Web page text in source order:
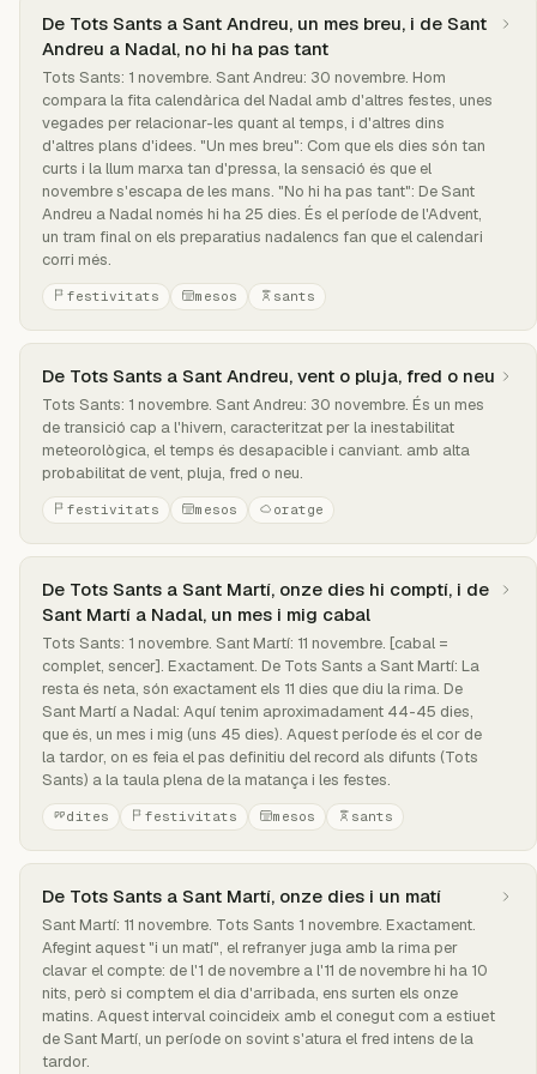
De Tots Sants a Sant Andreu, un mes breu, i de Sant
Andreu a Nadal, no hi ha pas tant
Tots Sants: 1 novembre. Sant Andreu: 30 novembre. Hom
compara la fita calendàrica del Nadal amb d'altres festes, unes
vegades per relacionar-les quant al temps, i d'altres dins
d'altres plans d'idees. "Un mes breu": Com que els dies són tan
curts i la llum marxa tan d'pressa, la sensació és que el
novembre s'escapa de les mans. "No hi ha pas tant": De Sant
Andreu a Nadal només hi ha 25 dies. És el període de l'Advent,
un tram final on els preparatius nadalencs fan que el calendari
corri més.
festivitats mesos sants
De Tots Sants a Sant Andreu, vent o pluja, fred o neu
Tots Sants: 1 novembre. Sant Andreu: 30 novembre. És un mes
de transició cap a l'hivern, caracteritzat per la inestabilitat
meteorològica, el temps és desapacible i canviant. amb alta
probabilitat de vent, pluja, fred o neu.
festivitats mesos oratge
De Tots Sants a Sant Martí, onze dies hi comptí, i de
Sant Martí a Nadal, un mes i mig cabal
Tots Sants: 1 novembre. Sant Martí: 11 novembre. [cabal =
complet, sencer]. Exactament. De Tots Sants a Sant Martí: La
resta és neta, són exactament els 11 dies que diu la rima. De
Sant Martí a Nadal: Aquí tenim aproximadament 44-45 dies,
que és, un mes i mig (uns 45 dies). Aquest període és el cor de
la tardor, on es feia el pas definitiu del record als difunts (Tots
Sants) a la taula plena de la matança i les festes.
dites festivitats mesos sants
De Tots Sants a Sant Martí, onze dies i un matí
Sant Martí: 11 novembre. Tots Sants 1 novembre. Exactament.
Afegint aquest "i un matí", el refranyer juga amb la rima per
clavar el compte: de l'1 de novembre a l'11 de novembre hi ha 10
nits, però si comptem el dia d'arribada, ens surten els onze
matins. Aquest interval coincideix amb el conegut com a estiuet
de Sant Martí, un període on sovint s'atura el fred intens de la
tardor.